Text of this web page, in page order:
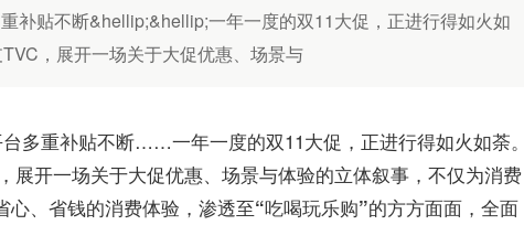
补贴不断&hellip;&hellip;一年一度的双11大促，正进行得如火如
，展开一场关于大促优惠、场景与
多重补贴不断……一年一度的双11大促，正进行得如火如荼。
展开一场关于大促优惠、场景与体验的立体叙事，不仅为消费
心、省钱的消费体验，渗透至“吃喝玩乐购”的方方面面，全面